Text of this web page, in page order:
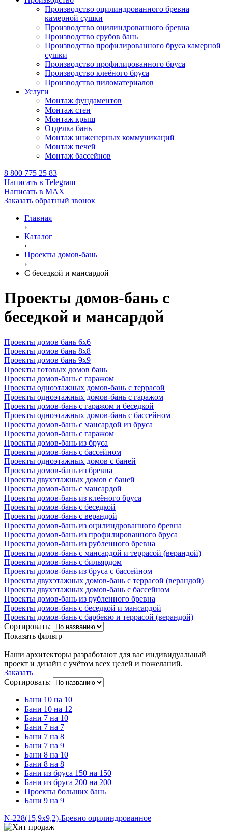
Производство оцилиндрованного бревна
камерной сушки
Производство оцилиндрованного бревна
Производство срубов бань
Производство профилированного бруса камерной
сушки
Производство профилированного бруса
Производство клеёного бруса
Производство пиломатериалов
Услуги
Монтаж фундаментов
Монтаж стен
Монтаж крыш
Отделка бань
Монтаж инженерных коммуникаций
Монтаж печей
Монтаж бассейнов
8 800 775 25 83
Написать в Telegram
Написать в MAX
Заказать обратный звонок
Главная
›
Каталог
›
Проекты домов-бань
›
С беседкой и мансардой
Проекты домов-бань с
беседкой и мансардой
Проекты домов бань 6х6
Проекты домов бань 8х8
Проекты домов бань 9х9
Проекты готовых домов бань
Проекты домов-бань с гаражом
Проекты одноэтажных домов-бань с террасой
Проекты одноэтажных домов-бань с гаражом
Проекты домов-бань с гаражом и беседкой
Проекты одноэтажных домов-бань с бассейном
Проекты домов-бань с мансардой из бруса
Проекты домов-бань с гаражом
Проекты домов-бань из бруса
Проекты домов-бань с бассейном
Проекты одноэтажных домов с баней
Проекты домов-бань из бревна
Проекты двухэтажных домов с баней
Проекты домов-бань с мансардой
Проекты домов-бань из клеёного бруса
Проекты домов-бань с беседкой
Проекты домов-бань с верандой
Проекты домов-бань из оцилиндрованного бревна
Проекты домов-бань из профилированного бруса
Проекты домов-бань из рубленного бревна
Проекты домов-бань с мансардой и террасой (верандой)
Проекты домов-бань с бильярдом
Проекты домов-бань из бруса с бассейном
Проекты двухэтажных домов-бань с террасой (верандой)
Проекты двухэтажных домов-бань с бассейном
Проекты домов-бань из рубленного бревна
Проекты домов-бань с беседкой и мансардой
Проекты домов-бань с барбекю и террасой (верандой)
Сортировать:
Показать фильтр
Наши архитекторы разработают для вас индивидуальный
проект и дизайн с учётом всех целей и пожеланий.
Заказать
Сортировать:
Бани 10 на 10
Бани 10 на 12
Бани 7 на 10
Бани 7 на 7
Бани 7 на 8
Бани 7 на 9
Бани 8 на 10
Бани 8 на 8
Бани из бруса 150 на 150
Бани из бруса 200 на 200
Проекты больших бань
Бани 9 на 9
N-228(15,9x9,2)-Бревно оцилиндрованное